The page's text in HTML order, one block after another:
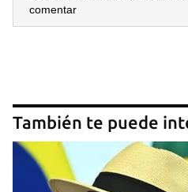
comentar
También te puede